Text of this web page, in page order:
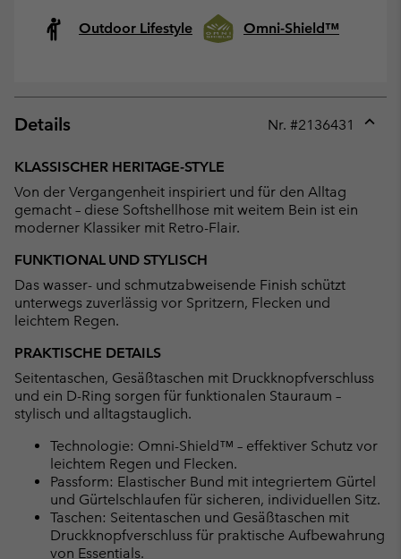
Outdoor Lifestyle Omni-Shield™
Details Nr. #2136431
KLASSISCHER HERITAGE-STYLE
Von der Vergangenheit inspiriert und für den Alltag
gemacht – diese Softshellhose mit weitem Bein ist ein
moderner Klassiker mit Retro-Flair.
FUNKTIONAL UND STYLISCH
Das wasser- und schmutzabweisende Finish schützt
unterwegs zuverlässig vor Spritzern, Flecken und
leichtem Regen.
PRAKTISCHE DETAILS
Seitentaschen, Gesäßtaschen mit Druckknopfverschluss
und ein D-Ring sorgen für funktionalen Stauraum –
stylisch und alltagstauglich.
Technologie: Omni-Shield™ – effektiver Schutz vor
leichtem Regen und Flecken.
Passform: Elastischer Bund mit integriertem Gürtel
und Gürtelschlaufen für sicheren, individuellen Sitz.
Taschen: Seitentaschen und Gesäßtaschen mit
Druckknopfverschluss für praktische Aufbewahrung
von Essentials.